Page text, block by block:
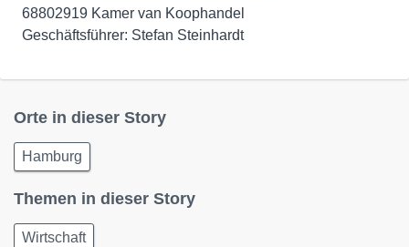
68802919 Kamer van Koophandel
Geschäftsführer: Stefan Steinhardt
Orte in dieser Story
Hamburg
Themen in dieser Story
Wirtschaft